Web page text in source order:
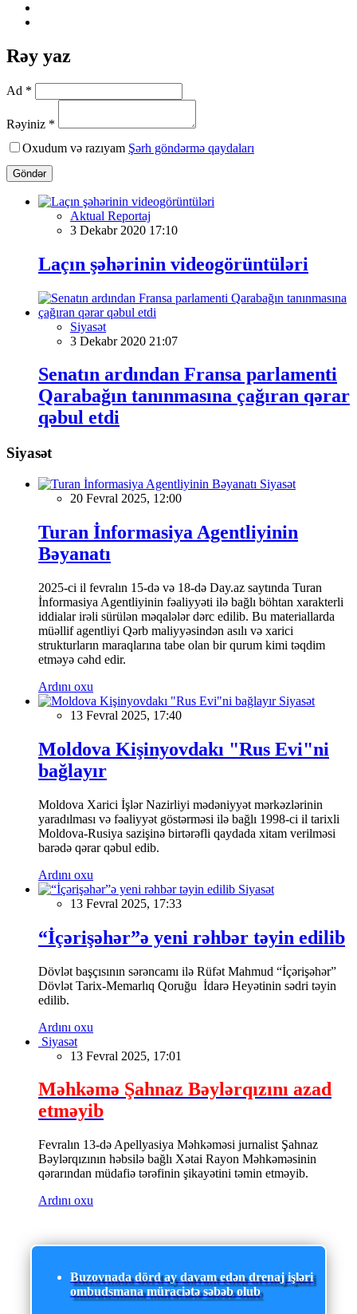
Rəy yaz
Ad *
Rəyiniz *
Oxudum və razıyam Şərh göndərmə qaydaları
Göndər
Aktual Reportaj
3 Dekabr 2020 17:10
Laçın şəhərinin videogörüntüləri
Siyasət
3 Dekabr 2020 21:07
Senatın ardından Fransa parlamenti
Qarabağın tanınmasına çağıran qərar
qəbul etdi
Siyasət
Siyasət
20 Fevral 2025, 12:00
Turan İnformasiya Agentliyinin
Bəyanatı
2025-ci il fevralın 15-də və 18-də Day.az saytında Turan
İnformasiya Agentliyinin fəaliyyəti ilə bağlı böhtan xarakterli
iddialar irəli sürülən məqalələr dərc edilib. Bu materiallarda
müəllif agentliyi Qərb maliyyəsindən asılı və xarici
strukturların maraqlarına tabe olan bir qurum kimi təqdim
etməyə cəhd edir.
Ardını oxu
Siyasət
13 Fevral 2025, 17:40
Moldova Kişinyovdakı "Rus Evi"ni
bağlayır
Moldova Xarici İşlər Nazirliyi mədəniyyət mərkəzlərinin
yaradılması və fəaliyyət göstərməsi ilə bağlı 1998-ci il tarixli
Moldova-Rusiya sazişinə birtərəfli qaydada xitam verilməsi
barədə qərar qəbul edib.
Ardını oxu
Siyasət
13 Fevral 2025, 17:33
“İçərişəhər”ə yeni rəhbər təyin edilib
Dövlət başçısının sərəncamı ilə Rüfət Mahmud “İçərişəhər”
Dövlət Tarix-Memarlıq Qoruğu İdarə Heyətinin sədri təyin
edilib.
Ardını oxu
Siyasət
13 Fevral 2025, 17:01
Məhkəmə Şahnaz Bəylərqızını azad
etməyib
Fevralın 13-də Apellyasiya Məhkəməsi jurnalist Şahnaz
Bəylərqızının həbsilə bağlı Xətai Rayon Məhkəməsinin
qərarından müdafiə tərəfinin şikayətini təmin etməyib.
Ardını oxu
Buzovnada dörd ay davam edən drenaj işləri
ombudsmana müraciətə səbəb olub